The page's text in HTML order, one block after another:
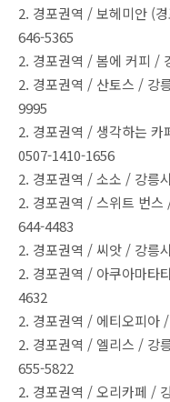
2. 경포권역 / 보헤미안 (
646-5365
2. 경포권역 / 봄에 커피 /
2. 경포권역 / 산토스 / 강
9995
2. 경포권역 / 생각하는
0507-1410-1656
2. 경포권역 / 소소 / 강릉
2. 경포권역 / 스위트 번
644-4483
2. 경포권역 / 씨앗 / 강릉
2. 경포권역 / 아쿠아마타
4632
2. 경포권역 / 에티오피아
2. 경포권역 / 엘리스 / 강
655-5822
2. 경포권역 / 오리카페 /